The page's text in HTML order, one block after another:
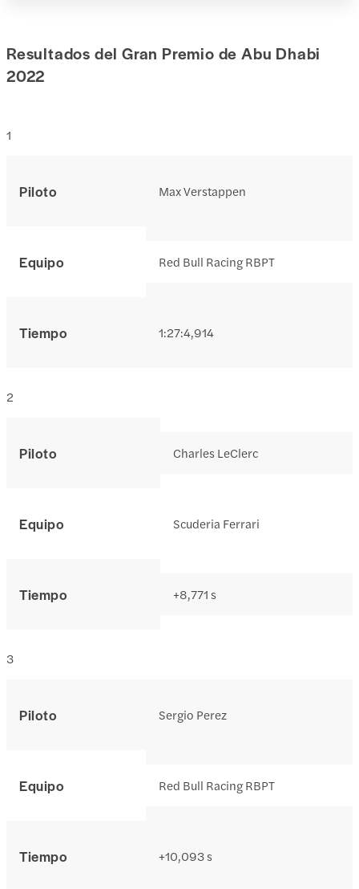
Resultados del Gran Premio de Abu Dhabi
2022
Piloto
Equipo
Tiempo
1
Max Verstappen
Red Bull Racing RBPT
1:27:4,914
Piloto
Equipo
Tiempo
2
Charles LeClerc
Scuderia Ferrari
+8,771 s
Piloto
Equipo
Tiempo
3
Sergio Perez
Red Bull Racing RBPT
+10,093 s